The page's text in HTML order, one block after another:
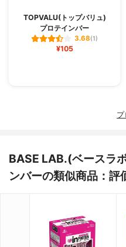
TOPVALU(トップバリュ)
プロテインバー
3.68(1)
¥105
BASE LAB.(ベースラ
ンバーの類似商品：評